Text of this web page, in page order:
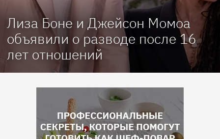
Лиза Боне и Джейсон Момоа
объявили о разводе после 16
лет отношений